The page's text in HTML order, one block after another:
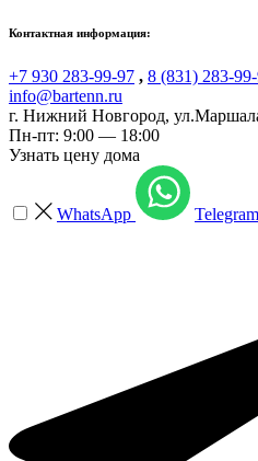
Контактная информация:
+7 930 283-99-97 , 8 (831) 283-
info@bartenn.ru
г. Нижний Новгород,
Пн-пт: 9:00 — 18:00
Узнать цену дома
WhatsApp Telegram